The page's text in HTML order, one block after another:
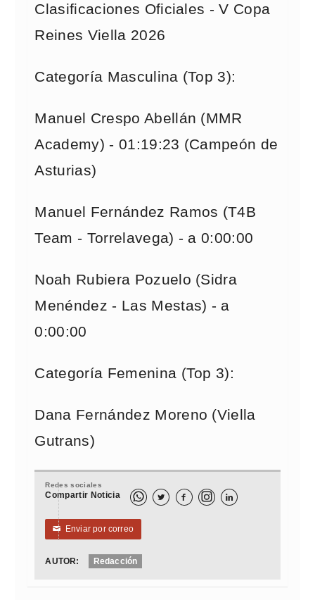
Clasificaciones Oficiales - V Copa
Reines Viella 2026
Categoría Masculina (Top 3):
Manuel Crespo Abellán (MMR
Academy) - 01:19:23 (Campeón de
Asturias)
Manuel Fernández Ramos (T4B
Team - Torrelavega) - a 0:00:00
Noah Rubiera Pozuelo (Sidra
Menéndez - Las Mestas) - a
0:00:00
Categoría Femenina (Top 3):
Dana Fernández Moreno (Viella
Gutrans)
Redes sociales
Compartir Noticia   
✉ Enviar por correo
AUTOR: Redacción